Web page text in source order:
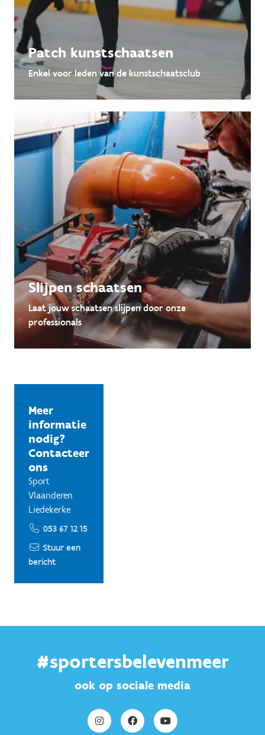
Patch kunstschaatsen
Enkel voor leden van de kunstschaatsclub
Slijpen schaatsen
Laat jouw schaatsen slijpen door onze
professionals
Meer
informatie
nodig?
Contacteer
ons
Sport
Vlaanderen
Liedekerke
053 67 12 15
Stuur een
bericht
#sportersbelevenmeer
ook op sociale media